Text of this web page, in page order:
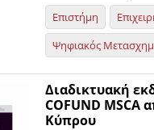
Επιστήμη
Ψηφιακός
Διαδικτυακή
COFUND MSCA
Κύπρου